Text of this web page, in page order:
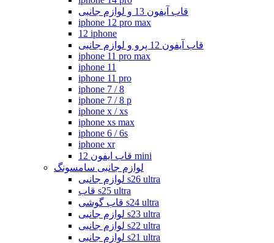
قاب آیفون 13 و لوازم جانبی
iphone 12 pro max
12 iphone
قاب آیفون 12 پرو و لوازم جانبی
iphone 11 pro max
iphone 11
iphone 11 pro
iphone 7 / 8
iphone 7 / 8 p
iphone x / xs
iphone xs max
iphone 6 / 6s
iphone xr
قاب ایفون 12 mini
لوازم جانبی سامسونگ
لوازم جانبی s26 ultra
قاب s25 ultra
قاب گوشی s24 ultra
لوازم جانبی s23 ultra
لوازم جانبی s22 ultra
لوازم جانبی s21 ultra